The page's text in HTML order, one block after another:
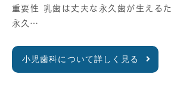
重要性 乳歯は丈夫な永久歯が生える
永久…
小児歯科について詳しく見る